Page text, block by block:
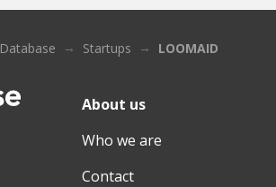
Database Startups LOOMAID
About us
Who we are
Contact